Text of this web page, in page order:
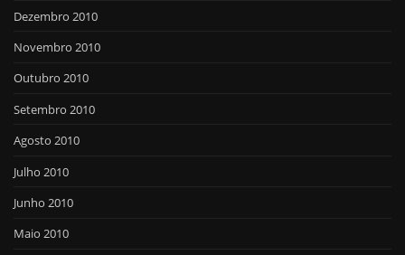
Dezembro 2010
Novembro 2010
Outubro 2010
Setembro 2010
Agosto 2010
Julho 2010
Junho 2010
Maio 2010